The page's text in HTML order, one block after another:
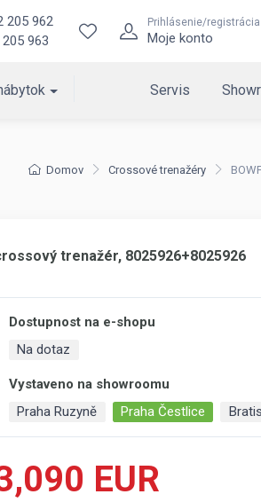
205 962
963
Prihlásenie/registrácia
Moje konto
Servis
Domov Crossové trenažéry
trenažér, 8025926+8025926
Dostupnost na e-shopu
Na dotaz
Vystaveno na showroomu
Praha Ruzyně
Praha Čestlice
EUR